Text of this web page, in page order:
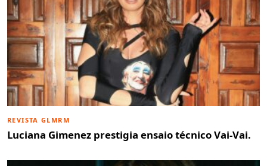
REVISTA GLMRM
Luciana Gimenez prestigia ensaio técnico Vai-Vai.